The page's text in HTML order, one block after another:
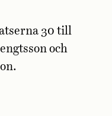
30 till
och